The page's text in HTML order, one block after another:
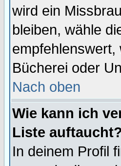
wird ein
bleiben, wähle
Bücherei oder
Nach oben
Wie kann ich
Liste auftaucht?
In deinem Profil